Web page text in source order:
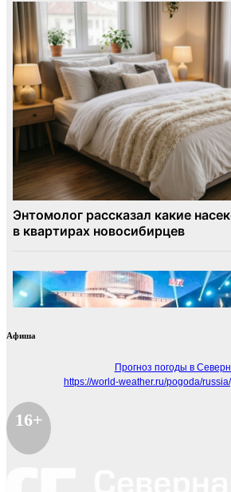
Афиша
Прогноз погоды в
https://world-weather.ru/pogoda/
16+